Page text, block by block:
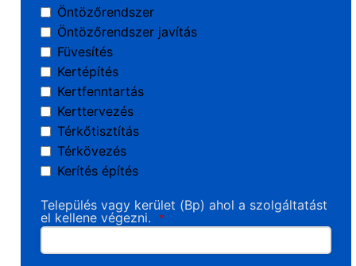
Öntözőrendszer
Öntözőrendszer javítás
Füvesítés
Kertépítés
Kertfenntartás
Kerttervezés
Térkőtisztítás
Térkövezés
Kerítés építés
Település vagy kerület (Bp) ahol a szolgáltatást
el kellene végezni.
*